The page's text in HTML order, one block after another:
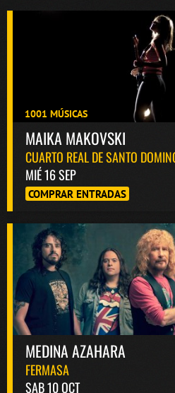
1001 MÚSICAS
MAIKA MAKOVSKI
CUARTO REAL DE SANTO
MIÉ 16 SEP
COMPRAR ENTRADAS
MEDINA AZAHARA
FERMASA
SAB 10 OCT